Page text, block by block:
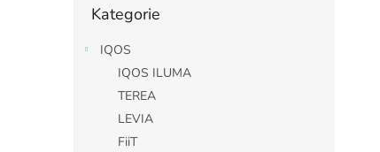
kategorie
Kategorie
IQOS
IQOS ILUMA
TEREA
LEVIA
FiiT